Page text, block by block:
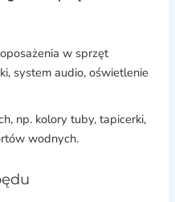
w sprzęt
system audio, oświetlenie
np. kolory tuby, tapicerki,
wodnych.